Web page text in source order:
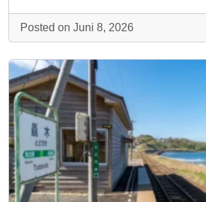
Posted on Juni 8, 2026